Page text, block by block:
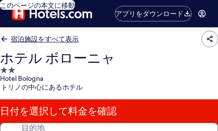
このページの本文に移動
アプリをダウンロード
宿泊施設をすべて表示
ホテル ボローニャ
2.0
つ
星
宿
泊
施
Hotel Bologna
トリノの中心にあるホテル
日付を選択して料金を確認
目的地